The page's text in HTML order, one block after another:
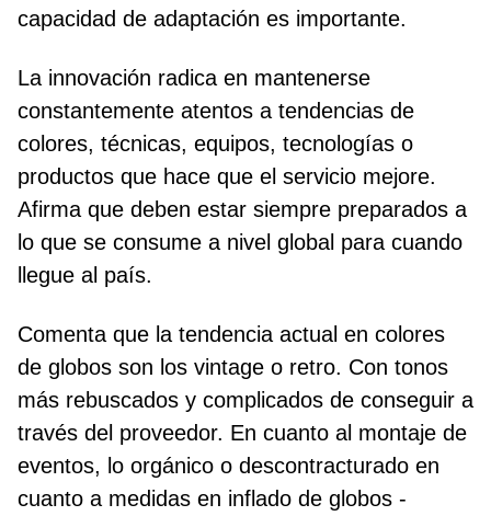
capacidad de adaptación es importante.
La innovación radica en mantenerse
constantemente atentos a tendencias de
colores, técnicas, equipos, tecnologías o
productos que hace que el servicio mejore.
Afirma que deben estar siempre preparados a
lo que se consume a nivel global para cuando
llegue al país.
Comenta que la tendencia actual en colores
de globos son los vintage o retro. Con tonos
más rebuscados y complicados de conseguir a
través del proveedor. En cuanto al montaje de
eventos, lo orgánico o descontracturado en
cuanto a medidas en inflado de globos -